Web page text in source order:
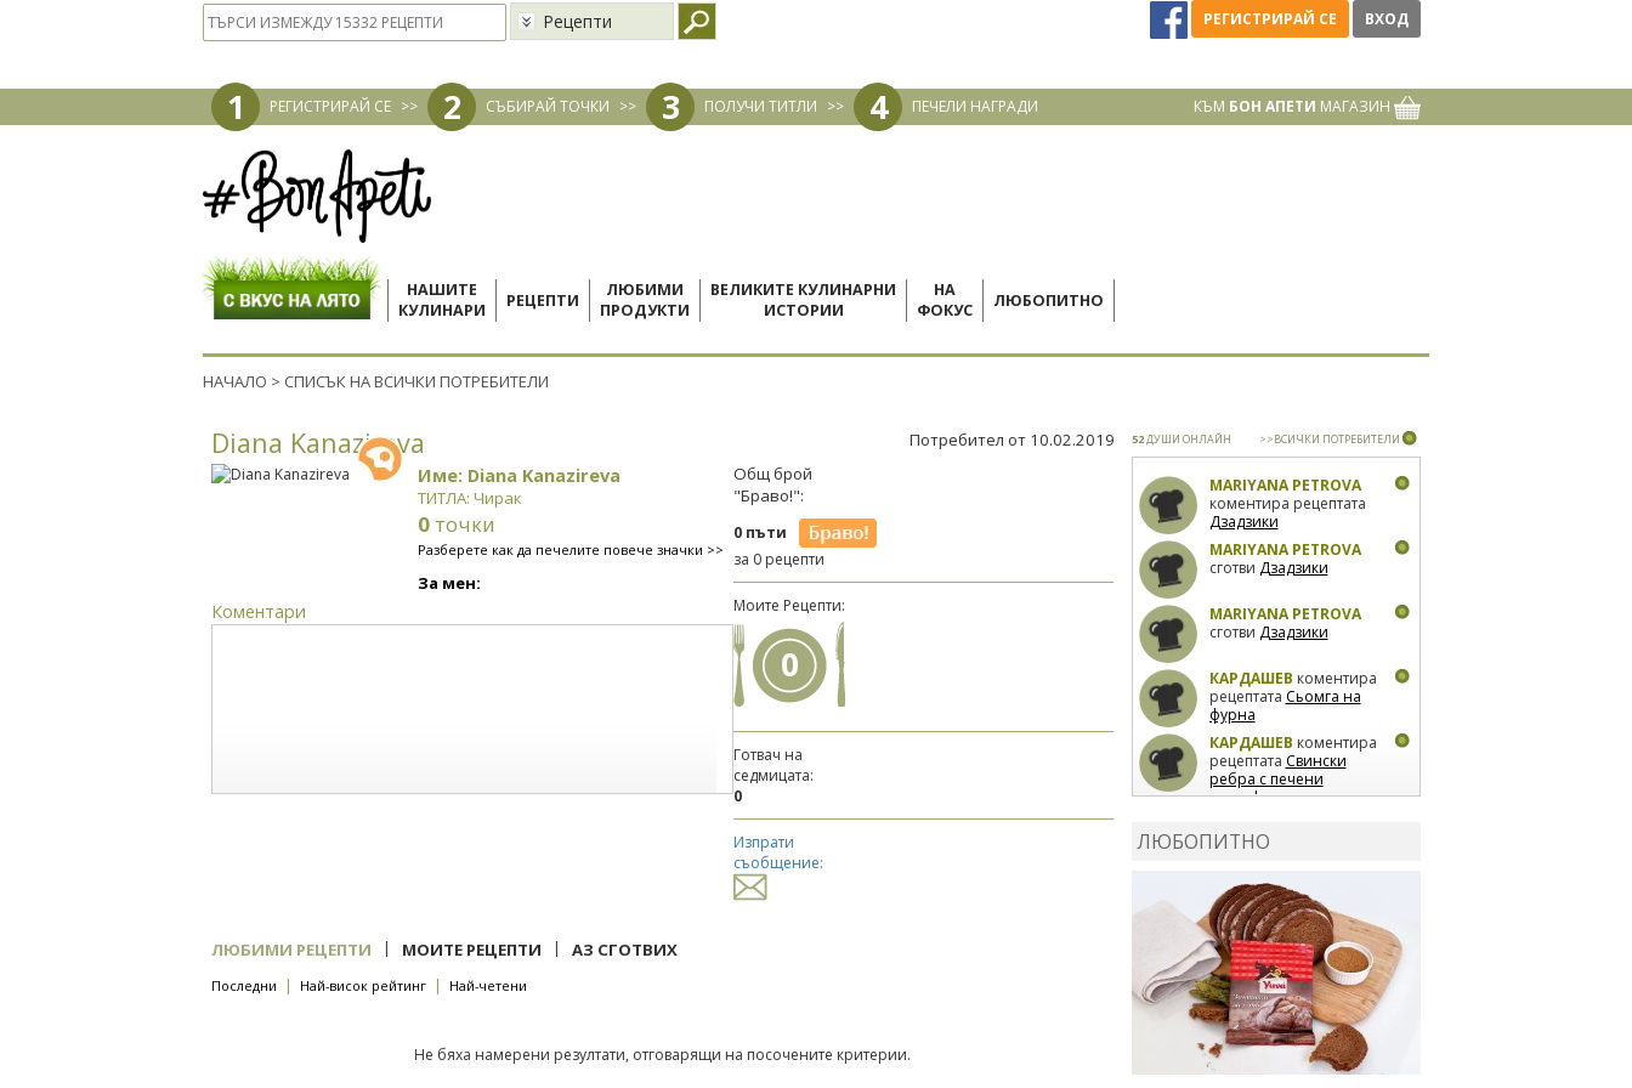
Рецепти РЕГИСТРИРАЙ СЕ ВХОД
1 РЕГИСТРИРАЙ СЕ >> 2 СЪБИРАЙ ТОЧКИ >> 3 ПОЛУЧИ ТИТЛИ >> 4 ПЕЧЕЛИ НАГРАДИ КЪМ БОН АПЕТИ МАГАЗИН
НАШИТЕ
КУЛИНАРИ
РЕЦЕПТИ
ЛЮБИМИ
ПРОДУКТИ
ВЕЛИКИТЕ КУЛИНАРНИ
ИСТОРИИ
НА
ФОКУС
ЛЮБОПИТНО
НАЧАЛО > СПИСЪК НА ВСИЧКИ ПОТРЕБИТЕЛИ
Diana Kanazireva Потребител от 10.02.2019
Име: Diana Kanazireva
ТИТЛА: Чирак
0 точки
Разберете как да печелите повече значки >>
За мен:
Коментари
Общ брой
"Браво!":
0 пъти
за 0 рецепти
Моите Рецепти:
0
Готвач на
седмицата:
0
Изпрати
съобщение:
ЛЮБИМИ РЕЦЕПТИ | МОИТЕ РЕЦЕПТИ | АЗ СГОТВИХ
Последни | Най-висок рейтинг | Най-четени
Не бяха намерени резултати, отговарящи на посочените критерии.
52ДУШИ ОНЛАЙН >>ВСИЧКИ ПОТРЕБИТЕЛИ
MARIYANA PETROVA
коментира рецептата
Дзадзики
MARIYANA PETROVA
сготви Дзадзики
MARIYANA PETROVA
сготви Дзадзики
КАРДАШЕВ коментира
рецептата Сьомга на
фурна
КАРДАШЕВ коментира
рецептата Свински
ребра с печени
картофи
лимон
коментира рецептата
Киноа със зеленчуци
ЛЮБОПИТНО